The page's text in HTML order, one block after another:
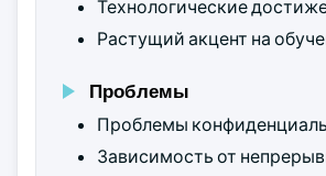
Технологические
Растущий акцент на
Проблемы
Проблемы
Зависимость от